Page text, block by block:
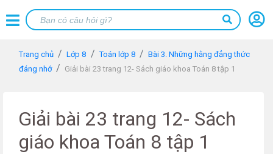
Trang chủ Lớp 8 Toán lớp 8
Bài 3. Những hằng đẳng thức
đáng nhớ
Giải bài 23 trang 12- Sách giáo khoa Toán 8 tập 1
Giải bài 23 trang 12- Sách
giáo khoa Toán 8 tập 1